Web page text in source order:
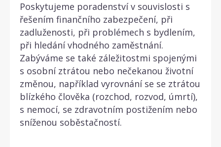
Poskytujeme poradenství v souvislosti s
řešením finančního zabezpečení, při
zadluženosti, při problémech s bydlením,
při hledání vhodného zaměstnání.
Zabýváme se také záležitostmi spojenými
s osobní ztrátou nebo nečekanou životní
změnou, například vyrovnání se se ztrátou
blízkého člověka (rozchod, rozvod, úmrtí),
s nemocí, se zdravotním postižením nebo
sníženou soběstačností.